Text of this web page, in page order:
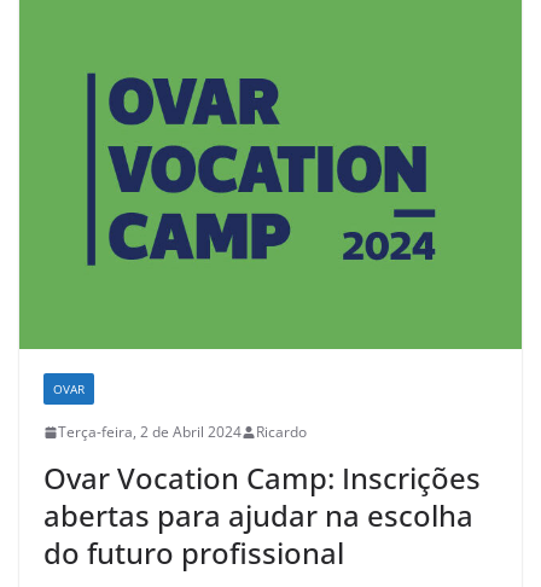
OVAR
Terça-feira, 2 de Abril 2024 Ricardo
Ovar Vocation Camp: Inscrições
abertas para ajudar na escolha
do futuro profissional